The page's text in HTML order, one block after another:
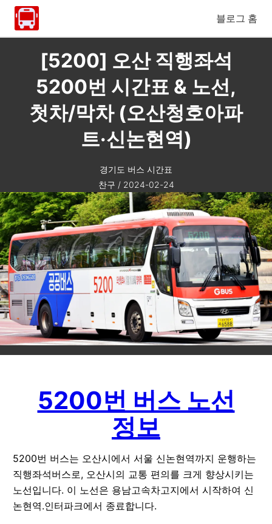
블로그 홈
[5200] 오산 직행좌석
5200번 시간표 & 노선,
첫차/막차 (오산청호아파
트·신논현역)
경기도 버스 시간표
찬구 / 2024-02-24
5200번 버스 노선
정보
5200번 버스는 오산시에서 서울 신논현역까지 운행하는
직행좌석버스로, 오산시의 교통 편의를 크게 향상시키는
노선입니다. 이 노선은 용남고속차고지에서 시작하여 신
논현역.인터파크에서 종료합니다.